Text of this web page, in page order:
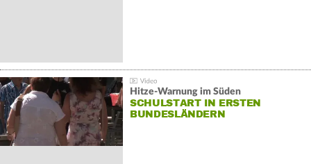
Hitze-Warnung im Süden
SCHULSTART IN ERSTEN
BUNDESLÄNDERN